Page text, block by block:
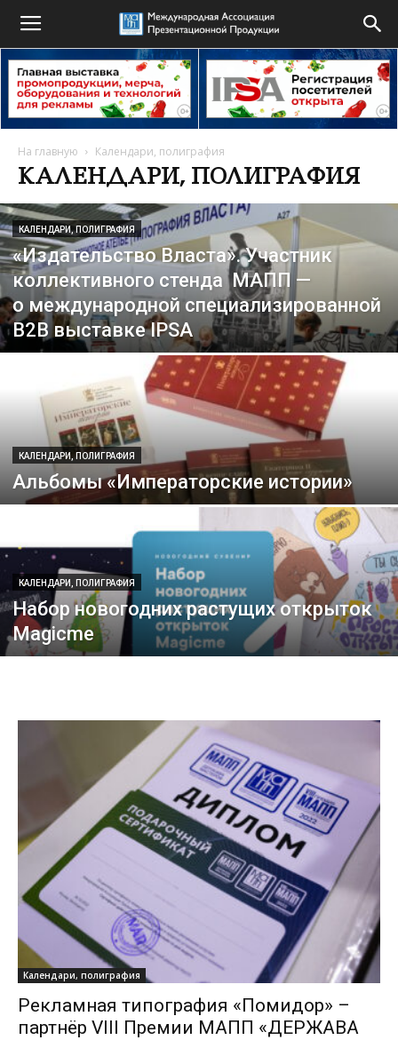
На главную Календари, полиграфия
КАЛЕНДАРИ, ПОЛИГРАФИЯ
КАЛЕНДАРИ, ПОЛИГРАФИЯ
«Издательство Власта». Участник
коллективного стенда МАПП —
о международной специализированной
B2B выставке IPSA
КАЛЕНДАРИ, ПОЛИГРАФИЯ
Альбомы «Императорские истории»
КАЛЕНДАРИ, ПОЛИГРАФИЯ
Набор новогодних растущих открыток
Magicme
Календари, полиграфия
Рекламная типография «Помидор» –
партнёр VIII Премии МАПП «ДЕРЖАВА